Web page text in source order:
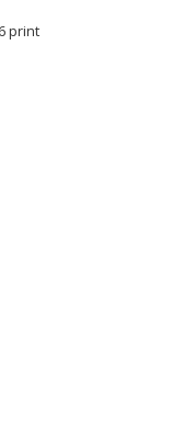
print